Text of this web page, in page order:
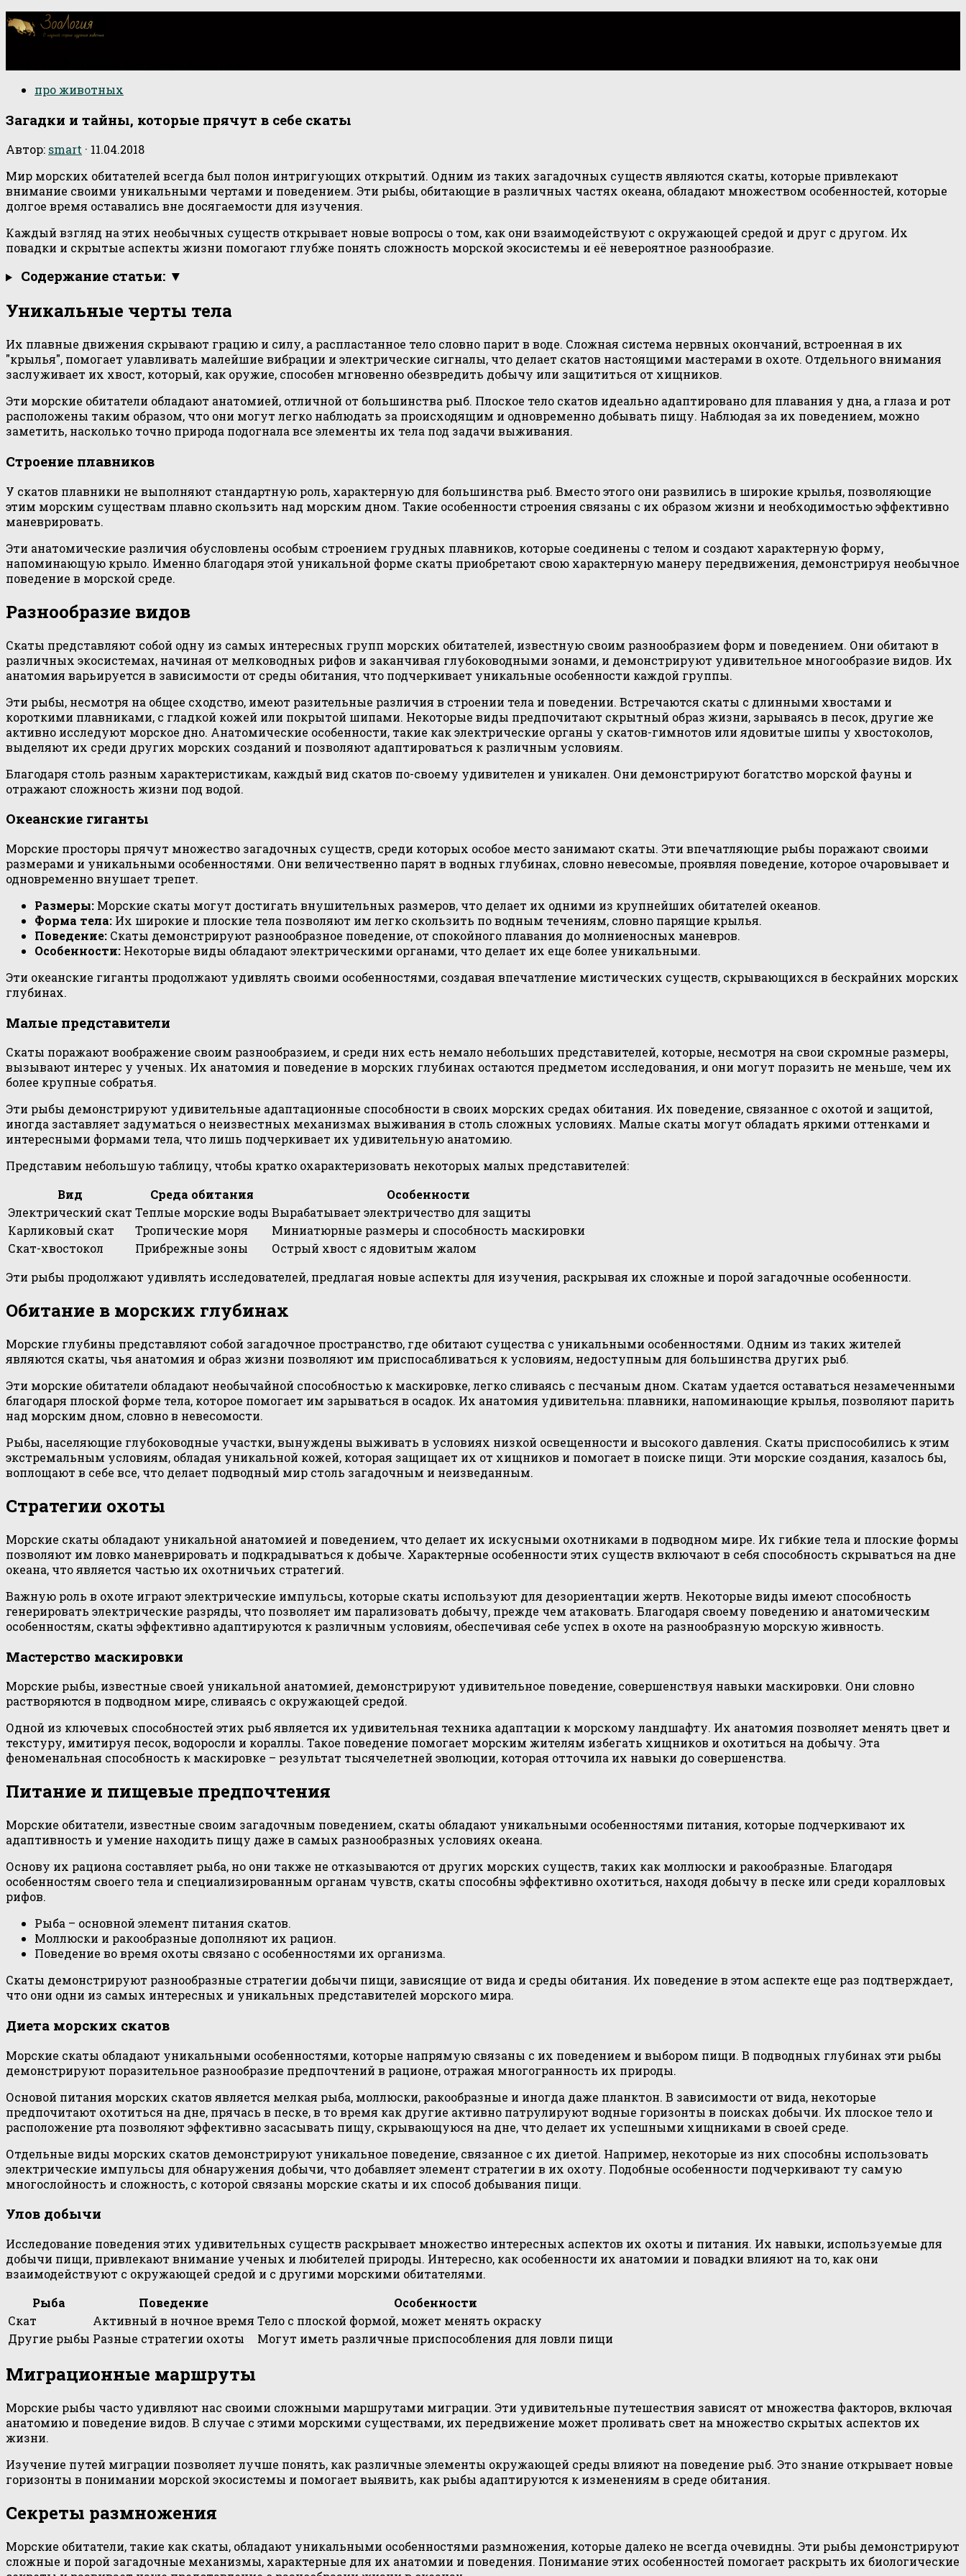
про животных
Загадки и тайны, которые прячут в себе скаты
Автор: smart · 11.04.2018
Мир морских обитателей всегда был полон интригующих открытий. Одним из таких загадочных существ являются скаты, которые привлекают
внимание своими уникальными чертами и поведением. Эти рыбы, обитающие в различных частях океана, обладают множеством особенностей, которые
долгое время оставались вне досягаемости для изучения.
Каждый взгляд на этих необычных существ открывает новые вопросы о том, как они взаимодействуют с окружающей средой и друг с другом. Их
повадки и скрытые аспекты жизни помогают глубже понять сложность морской экосистемы и её невероятное разнообразие.
Содержание статьи: ▼
Уникальные черты тела
Их плавные движения скрывают грацию и силу, а распластанное тело словно парит в воде. Сложная система нервных окончаний, встроенная в их
"крылья", помогает улавливать малейшие вибрации и электрические сигналы, что делает скатов настоящими мастерами в охоте. Отдельного внимания
заслуживает их хвост, который, как оружие, способен мгновенно обезвредить добычу или защититься от хищников.
Эти морские обитатели обладают анатомией, отличной от большинства рыб. Плоское тело скатов идеально адаптировано для плавания у дна, а глаза и рот
расположены таким образом, что они могут легко наблюдать за происходящим и одновременно добывать пищу. Наблюдая за их поведением, можно
заметить, насколько точно природа подогнала все элементы их тела под задачи выживания.
Строение плавников
У скатов плавники не выполняют стандартную роль, характерную для большинства рыб. Вместо этого они развились в широкие крылья, позволяющие
этим морским существам плавно скользить над морским дном. Такие особенности строения связаны с их образом жизни и необходимостью эффективно
маневрировать.
Эти анатомические различия обусловлены особым строением грудных плавников, которые соединены с телом и создают характерную форму,
напоминающую крыло. Именно благодаря этой уникальной форме скаты приобретают свою характерную манеру передвижения, демонстрируя необычное
поведение в морской среде.
Разнообразие видов
Скаты представляют собой одну из самых интересных групп морских обитателей, известную своим разнообразием форм и поведением. Они обитают в
различных экосистемах, начиная от мелководных рифов и заканчивая глубоководными зонами, и демонстрируют удивительное многообразие видов. Их
анатомия варьируется в зависимости от среды обитания, что подчеркивает уникальные особенности каждой группы.
Эти рыбы, несмотря на общее сходство, имеют разительные различия в строении тела и поведении. Встречаются скаты с длинными хвостами и
короткими плавниками, с гладкой кожей или покрытой шипами. Некоторые виды предпочитают скрытный образ жизни, зарываясь в песок, другие же
активно исследуют морское дно. Анатомические особенности, такие как электрические органы у скатов-гимнотов или ядовитые шипы у хвостоколов,
выделяют их среди других морских созданий и позволяют адаптироваться к различным условиям.
Благодаря столь разным характеристикам, каждый вид скатов по-своему удивителен и уникален. Они демонстрируют богатство морской фауны и
отражают сложность жизни под водой.
Океанские гиганты
Морские просторы прячут множество загадочных существ, среди которых особое место занимают скаты. Эти впечатляющие рыбы поражают своими
размерами и уникальными особенностями. Они величественно парят в водных глубинах, словно невесомые, проявляя поведение, которое очаровывает и
одновременно внушает трепет.
Размеры: Морские скаты могут достигать внушительных размеров, что делает их одними из крупнейших обитателей океанов.
Форма тела: Их широкие и плоские тела позволяют им легко скользить по водным течениям, словно парящие крылья.
Поведение: Скаты демонстрируют разнообразное поведение, от спокойного плавания до молниеносных маневров.
Особенности: Некоторые виды обладают электрическими органами, что делает их еще более уникальными.
Эти океанские гиганты продолжают удивлять своими особенностями, создавая впечатление мистических существ, скрывающихся в бескрайних морских
глубинах.
Малые представители
Скаты поражают воображение своим разнообразием, и среди них есть немало небольших представителей, которые, несмотря на свои скромные размеры,
вызывают интерес у ученых. Их анатомия и поведение в морских глубинах остаются предметом исследования, и они могут поразить не меньше, чем их
более крупные собратья.
Эти рыбы демонстрируют удивительные адаптационные способности в своих морских средах обитания. Их поведение, связанное с охотой и защитой,
иногда заставляет задуматься о неизвестных механизмах выживания в столь сложных условиях. Малые скаты могут обладать яркими оттенками и
интересными формами тела, что лишь подчеркивает их удивительную анатомию.
Представим небольшую таблицу, чтобы кратко охарактеризовать некоторых малых представителей:
Вид
Среда обитания
Особенности
Электрический скат Теплые морские воды Вырабатывает электричество для защиты
Карликовый скат
Тропические моря
Миниатюрные размеры и способность маскировки
Скат-хвостокол
Прибрежные зоны
Острый хвост с ядовитым жалом
Эти рыбы продолжают удивлять исследователей, предлагая новые аспекты для изучения, раскрывая их сложные и порой загадочные особенности.
Обитание в морских глубинах
Морские глубины представляют собой загадочное пространство, где обитают существа с уникальными особенностями. Одним из таких жителей
являются скаты, чья анатомия и образ жизни позволяют им приспосабливаться к условиям, недоступным для большинства других рыб.
Эти морские обитатели обладают необычайной способностью к маскировке, легко сливаясь с песчаным дном. Скатам удается оставаться незамеченными
благодаря плоской форме тела, которое помогает им зарываться в осадок. Их анатомия удивительна: плавники, напоминающие крылья, позволяют парить
над морским дном, словно в невесомости.
Рыбы, населяющие глубоководные участки, вынуждены выживать в условиях низкой освещенности и высокого давления. Скаты приспособились к этим
экстремальным условиям, обладая уникальной кожей, которая защищает их от хищников и помогает в поиске пищи. Эти морские создания, казалось бы,
воплощают в себе все, что делает подводный мир столь загадочным и неизведанным.
Стратегии охоты
Морские скаты обладают уникальной анатомией и поведением, что делает их искусными охотниками в подводном мире. Их гибкие тела и плоские формы
позволяют им ловко маневрировать и подкрадываться к добыче. Характерные особенности этих существ включают в себя способность скрываться на дне
океана, что является частью их охотничьих стратегий.
Важную роль в охоте играют электрические импульсы, которые скаты используют для дезориентации жертв. Некоторые виды имеют способность
генерировать электрические разряды, что позволяет им парализовать добычу, прежде чем атаковать. Благодаря своему поведению и анатомическим
особенностям, скаты эффективно адаптируются к различным условиям, обеспечивая себе успех в охоте на разнообразную морскую живность.
Мастерство маскировки
Морские рыбы, известные своей уникальной анатомией, демонстрируют удивительное поведение, совершенствуя навыки маскировки. Они словно
растворяются в подводном мире, сливаясь с окружающей средой.
Одной из ключевых способностей этих рыб является их удивительная техника адаптации к морскому ландшафту. Их анатомия позволяет менять цвет и
текстуру, имитируя песок, водоросли и кораллы. Такое поведение помогает морским жителям избегать хищников и охотиться на добычу. Эта
феноменальная способность к маскировке – результат тысячелетней эволюции, которая отточила их навыки до совершенства.
Питание и пищевые предпочтения
Морские обитатели, известные своим загадочным поведением, скаты обладают уникальными особенностями питания, которые подчеркивают их
адаптивность и умение находить пищу даже в самых разнообразных условиях океана.
Основу их рациона составляет рыба, но они также не отказываются от других морских существ, таких как моллюски и ракообразные. Благодаря
особенностям своего тела и специализированным органам чувств, скаты способны эффективно охотиться, находя добычу в песке или среди коралловых
рифов.
Рыба – основной элемент питания скатов.
Моллюски и ракообразные дополняют их рацион.
Поведение во время охоты связано с особенностями их организма.
Скаты демонстрируют разнообразные стратегии добычи пищи, зависящие от вида и среды обитания. Их поведение в этом аспекте еще раз подтверждает,
что они одни из самых интересных и уникальных представителей морского мира.
Диета морских скатов
Морские скаты обладают уникальными особенностями, которые напрямую связаны с их поведением и выбором пищи. В подводных глубинах эти рыбы
демонстрируют поразительное разнообразие предпочтений в рационе, отражая многогранность их природы.
Основой питания морских скатов является мелкая рыба, моллюски, ракообразные и иногда даже планктон. В зависимости от вида, некоторые
предпочитают охотиться на дне, прячась в песке, в то время как другие активно патрулируют водные горизонты в поисках добычи. Их плоское тело и
расположение рта позволяют эффективно засасывать пищу, скрывающуюся на дне, что делает их успешными хищниками в своей среде.
Отдельные виды морских скатов демонстрируют уникальное поведение, связанное с их диетой. Например, некоторые из них способны использовать
электрические импульсы для обнаружения добычи, что добавляет элемент стратегии в их охоту. Подобные особенности подчеркивают ту самую
многослойность и сложность, с которой связаны морские скаты и их способ добывания пищи.
Улов добычи
Исследование поведения этих удивительных существ раскрывает множество интересных аспектов их охоты и питания. Их навыки, используемые для
добычи пищи, привлекают внимание ученых и любителей природы. Интересно, как особенности их анатомии и повадки влияют на то, как они
взаимодействуют с окружающей средой и с другими морскими обитателями.
Рыба
Поведение
Особенности
Скат
Активный в ночное время Тело с плоской формой, может менять окраску
Другие рыбы Разные стратегии охоты Могут иметь различные приспособления для ловли пищи
Миграционные маршруты
Морские рыбы часто удивляют нас своими сложными маршрутами миграции. Эти удивительные путешествия зависят от множества факторов, включая
анатомию и поведение видов. В случае с этими морскими существами, их передвижение может проливать свет на множество скрытых аспектов их
жизни.
Изучение путей миграции позволяет лучше понять, как различные элементы окружающей среды влияют на поведение рыб. Это знание открывает новые
горизонты в понимании морской экосистемы и помогает выявить, как рыбы адаптируются к изменениям в среде обитания.
Секреты размножения
Морские обитатели, такие как скаты, обладают уникальными особенностями размножения, которые далеко не всегда очевидны. Эти рыбы демонстрируют
сложные и порой загадочные механизмы, характерные для их анатомии и поведения. Понимание этих особенностей помогает раскрыть их биологические